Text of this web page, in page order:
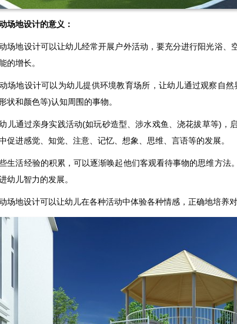
场地设计的意义：
场地设计可以让幼儿经常开展户外活动，要充分进行阳光浴、
的增长。
场地设计可以为幼儿提供环境教育场所，让幼儿通过观察自
状和颜色等)认知周围的事物。
儿通过亲身实践活动(如玩砂造型、涉水戏鱼、浇花拔草等)，
促进感觉、知觉、注意、记忆、想象、思维、言语等的发展。
生活经验的积累，可以逐渐唤起他们客观看待事物的思维方法
幼儿智力的发展。
场地设计可以让幼儿在各种活动中体验各种情感，正确地培养